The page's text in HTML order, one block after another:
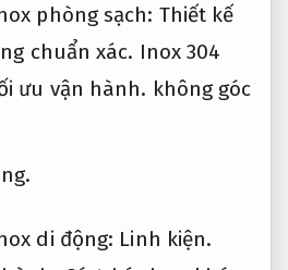
phòng sạch: Thiết kế
chuẩn xác. Inox 304
ưu vận hành. không góc
di động: Linh kiện.